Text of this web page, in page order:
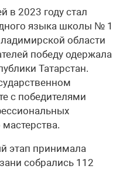
в 2023 году стал
языка школы № 1
области
победу одержала
Татарстан.
с победителями
мастерства.
этап принимала
собрались 112